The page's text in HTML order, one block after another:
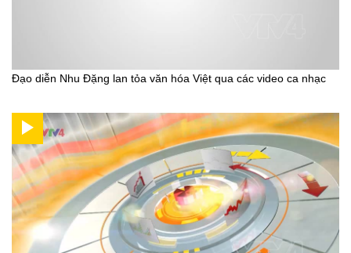
Đạo diễn Nhu Đặng lan tỏa văn hóa Việt qua các video ca nhạc